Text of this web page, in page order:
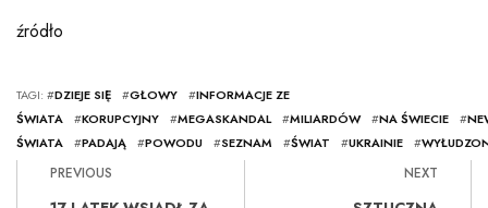
źródło
TAGI: #DZIEJE SIĘ #GŁOWY #INFORMACJE ZE
ŚWIATA
#KORUPCYJNY #MEGASKANDAL #MILIARDÓW #NA ŚWIECIE #
ŚWIATA
#PADAJĄ #POWODU #SEZNAM #ŚWIAT #UKRAINIE #
PREVIOUS NEXT